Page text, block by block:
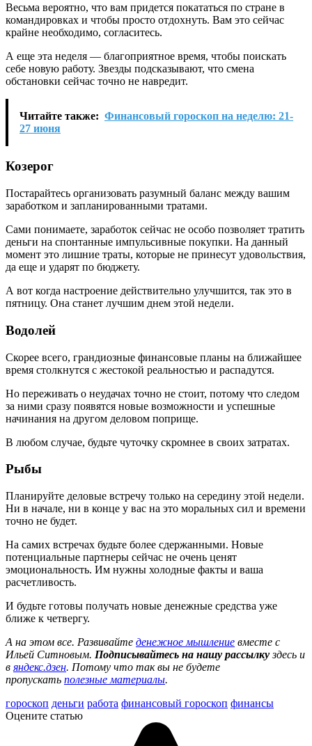
Весьма вероятно, что вам придется покататься по стране в
командировках и чтобы просто отдохнуть. Вам это сейчас
крайне необходимо, согласитесь.
А еще эта неделя — благоприятное время, чтобы поискать
себе новую работу. Звезды подсказывают, что смена
обстановки сейчас точно не навредит.
Читайте также: Финансовый гороскоп на неделю: 21-
27 июня
Козерог
Постарайтесь организовать разумный баланс между вашим
заработком и запланированными тратами.
Сами понимаете, заработок сейчас не особо позволяет тратить
деньги на спонтанные импульсивные покупки. На данный
момент это лишние траты, которые не принесут удовольствия,
да еще и ударят по бюджету.
А вот когда настроение действительно улучшится, так это в
пятницу. Она станет лучшим днем этой недели.
Водолей
Скорее всего, грандиозные финансовые планы на ближайшее
время столкнутся с жестокой реальностью и распадутся.
Но переживать о неудачах точно не стоит, потому что следом
за ними сразу появятся новые возможности и успешные
начинания на другом деловом поприще.
В любом случае, будьте чуточку скромнее в своих затратах.
Рыбы
Планируйте деловые встречу только на середину этой недели.
Ни в начале, ни в конце у вас на это моральных сил и времени
точно не будет.
На самих встречах будьте более сдержанными. Новые
потенциальные партнеры сейчас не очень ценят
эмоциональность. Им нужны холодные факты и ваша
расчетливость.
И будьте готовы получать новые денежные средства уже
ближе к четвергу.
А на этом все. Развивайте денежное мышление вместе с
Ильей Ситновым. Подписывайтесь на нашу рассылкуздесь и
в яндекс.дзен. Потому что так вы не будете
пропускать полезные материалы.
гороскоп деньги работа финансовый гороскоп финансы
Оцените статью